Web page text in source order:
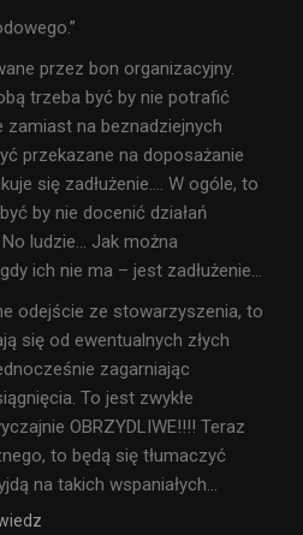
przez bon organizacyjny.
trzeba być by nie potrafić
na beznadziejnych
przekazane na doposażanie
się zadłużenie…. W ogóle, to
by nie docenić działań
ludzie… Jak można
ich nie ma – jest zadłużenie…
odejście ze stowarzyszenia, to
się od ewentualnych złych
zagarniając
To jest zwykłe
OBRZYDLIWE!!!! Teraz
to będą się tłumaczyć
na takich wspaniałych…